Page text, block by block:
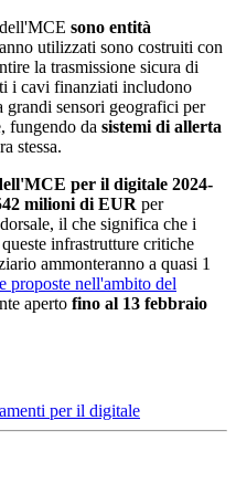
sono entità
utilizzati sono costruiti con
la trasmissione sicura di
i cavi finanziati includono
sensori geografici per
fungendo da sistemi di allerta
stessa.
per il digitale 2024-
milioni di EUR per
il che significa che i
infrastrutture critiche
ammonteranno a quasi 1
proposte nell'ambito del
aperto fino al 13 febbraio
per il digitale